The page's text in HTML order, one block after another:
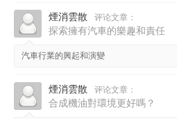
煙消雲散 评论文章：
探索擁有汽車的樂趣和責任
汽車行業的興起和演變
煙消雲散 评论文章：
合成機油對環境更好嗎？